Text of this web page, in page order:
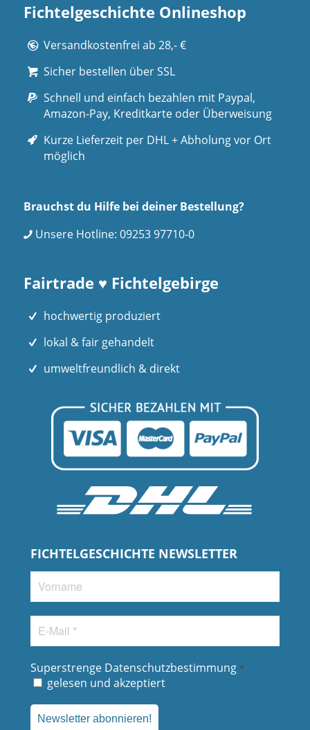
Fichtelgeschichte Onlineshop
Versandkostenfrei ab 28,- €
Sicher bestellen über SSL
Schnell und einfach bezahlen mit Paypal,
Amazon-Pay, Kreditkarte oder Überweisung
Kurze Lieferzeit per DHL + Abholung vor Ort
möglich
Brauchst du Hilfe bei deiner Bestellung?
Unsere Hotline: 09253 97710-0
Fairtrade ♥ Fichtelgebirge
hochwertig produziert
lokal & fair gehandelt
umweltfreundlich & direkt
FICHTELGESCHICHTE NEWSLETTER
Mail
*
Superstrenge Datenschutzbestimmung *
gelesen und akzeptiert